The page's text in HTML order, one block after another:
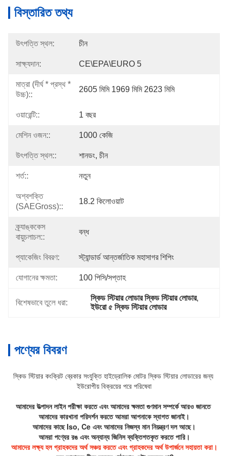
বিস্তারিত তথ্য
উৎপত্তি স্থল: চীন
সাক্ষ্যদান: CE\EPA\EURO 5
মাত্রা (দীর্ঘ * প্রস্থ *
উচ্চ)::
2605 মিমি 1969 মিমি 2623 মিমি
ওয়ারেন্টি:: 1 বছর
মেশিন ওজন:: 1000 কেজি
উৎপত্তি স্থল:: শানডং, চীন
শর্ত:: নতুন
অশ্বশক্তি
(SAEGross)::
18.2 কিলোওয়াট
ক্র্যাঙ্ককেস
বায়ুচলাচল::
বন্ধ
প্যাকেজিং বিবরণ: স্ট্যান্ডার্ড আন্তর্জাতিক মহাসাগর শিপিং
যোগানের ক্ষমতা: 100 পিসি/সপ্তাহ
বিশেষভাবে তুলে ধরা:
স্কিড স্টিয়ার লোডার স্কিড স্টিয়ার লোডার,
ইউরো ৫ স্কিড স্টিয়ার লোডার
পণ্যের বিবরণ
স্কিড স্টিয়ার কংক্রিট ব্রেকার সংযুক্তি হাইড্রোলিক মোটর স্কিড স্টিয়ার লোডারের জন্য
ইউরোপীয় বিক্রয়ের পরে পরিষেবা
আমাদের উত্পাদন লাইন পরীক্ষা করতে এবং আমাদের ক্ষমতা গুণমান সম্পর্কে আরও জানতে
আমাদের কারখানা পরিদর্শন করতে আমরা আপনাকে স্বাগত জানাই।
আমাদের কাছে Iso, Ce এবং আমাদের নিজস্ব মান নিয়ন্ত্রণ দল আছে।
আমরা পণ্যের রঙ এবং অন্যান্য জিনিস ব্যক্তিগতকৃত করতে পারি।
আমাদের লক্ষ্য হল গ্রাহকদের অর্থ সঞ্চয় করতে এবং গ্রাহকদের অর্থ উপার্জনে সহায়তা করা।